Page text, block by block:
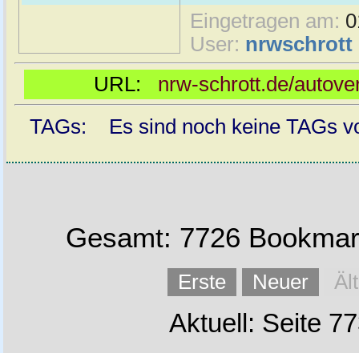
Eingetragen am:
User: nrwschrott
URL: nrw-schrott.de/
TAGs: Es sind noch keine TAGs
Gesamt: 7726
Erste Neuer
Aktuell: Seite